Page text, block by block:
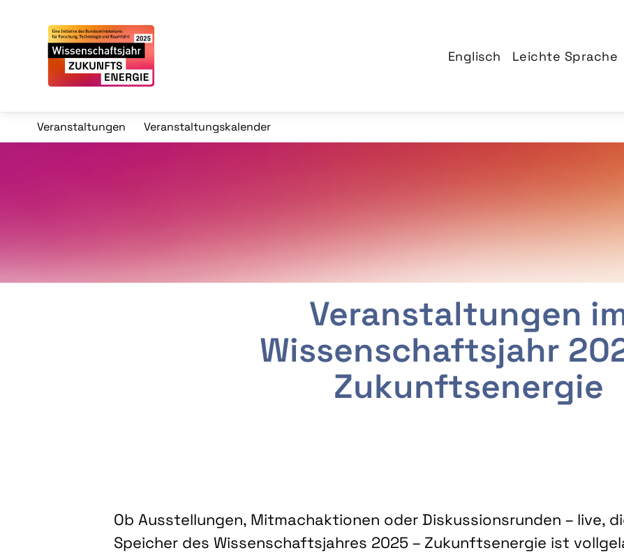
Englisch Leichte Sprache
Veranstaltungen Veranstaltungskalender
Veranstaltungen
Wissenschaftsjahr
Zukunftsenergie
Ob Ausstellungen, Mitmachaktionen oder Diskussionsrunden – live,
Speicher des Wissenschaftsjahres 2025 – Zukunftsenergie ist